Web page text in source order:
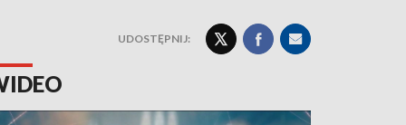
UDOSTĘPNIJ: